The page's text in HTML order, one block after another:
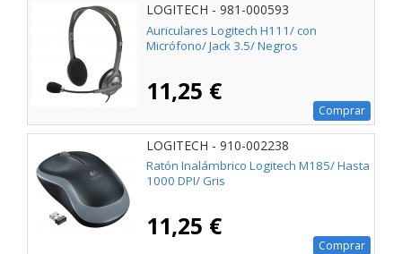
LOGITECH - 981-000593
Auriculares Logitech H111/ con
Micrófono/ Jack 3.5/ Negros
11,25 €
Comprar
LOGITECH - 910-002238
Ratón Inalámbrico Logitech M185/ Hasta
1000 DPI/ Gris
11,25 €
Comprar